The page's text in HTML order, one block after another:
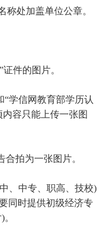
称处加盖单位公章。
件的图片。
学信网教育部学历认
容只能上传一张图
拍为一张图片。
、中专、职高、技校)
同时提供初级经济专